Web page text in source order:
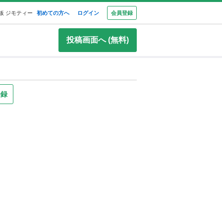
ジモティー 初めての方へ ログイン 会員登録
投稿画面へ (無料)